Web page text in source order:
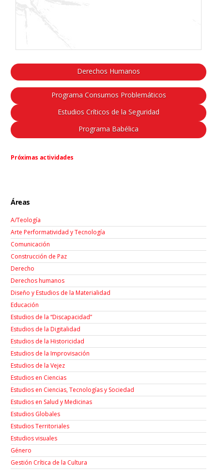
Derechos Humanos
Programa Consumos Problemáticos
Estudios Críticos de la Seguridad
Programa Babélica
Próximas actividades
Áreas
A/Teología
Arte Performatividad y Tecnología
Comunicación
Construcción de Paz
Derecho
Derechos humanos
Diseño y Estudios de la Materialidad
Educación
Estudios de la “Discapacidad”
Estudios de la Digitalidad
Estudios de la Historicidad
Estudios de la Improvisación
Estudios de la Vejez
Estudios en Ciencias
Estudios en Ciencias, Tecnologías y Sociedad
Estudios en Salud y Medicinas
Estudios Globales
Estudios Territoriales
Estudios visuales
Género
Gestión Crítica de la Cultura